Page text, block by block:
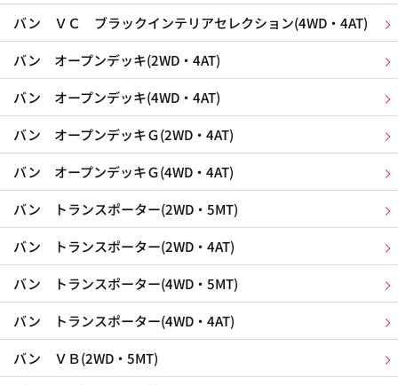
バン ＶＣ ブラックインテリアセレクション(4WD・4AT)
バン オープンデッキ(2WD・4AT)
バン オープンデッキ(4WD・4AT)
バン オープンデッキＧ(2WD・4AT)
バン オープンデッキＧ(4WD・4AT)
バン トランスポーター(2WD・5MT)
バン トランスポーター(2WD・4AT)
バン トランスポーター(4WD・5MT)
バン トランスポーター(4WD・4AT)
バン ＶＢ(2WD・5MT)